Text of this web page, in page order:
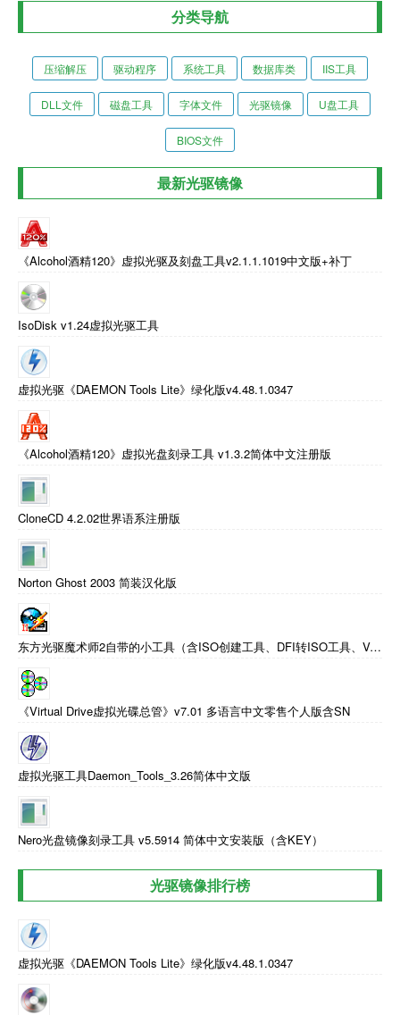
分类导航
压缩解压 驱动程序 系统工具 数据库类 IIS工具
DLL文件 磁盘工具 字体文件 光驱镜像 U盘工具
BIOS文件
最新光驱镜像
《Alcohol酒精120》虚拟光驱及刻盘工具v2.1.1.1019中文版+补丁
IsoDisk v1.24虚拟光驱工具
虚拟光驱《DAEMON Tools Lite》绿化版v4.48.1.0347
《Alcohol酒精120》虚拟光盘刻录工具 v1.3.2简体中文注册版
CloneCD 4.2.02世界语系注册版
Norton Ghost 2003 简装汉化版
东方光驱魔术师2自带的小工具（含ISO创建工具、DFI转ISO工具、VCD转DivX工具）
《Virtual Drive虚拟光碟总管》v7.01 多语言中文零售个人版含SN
虚拟光驱工具Daemon_Tools_3.26简体中文版
Nero光盘镜像刻录工具 v5.5914 简体中文安装版（含KEY）
光驱镜像排行榜
虚拟光驱《DAEMON Tools Lite》绿化版v4.48.1.0347